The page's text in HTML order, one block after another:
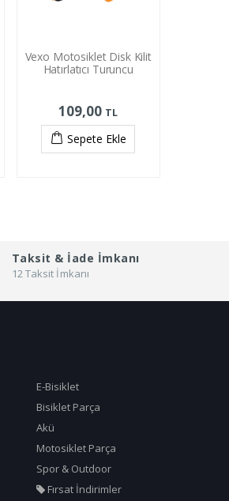
Vexo Motosiklet Disk Kilit
Hatırlatıcı Turuncu
109,00 TL
Sepete Ekle
Taksit & İade İmkanı
12 Taksit İmkanı
E-Bisiklet
Bisiklet Parça
Akü
Motosiklet Parça
Spor & Outdoor
Fırsat İndirimler